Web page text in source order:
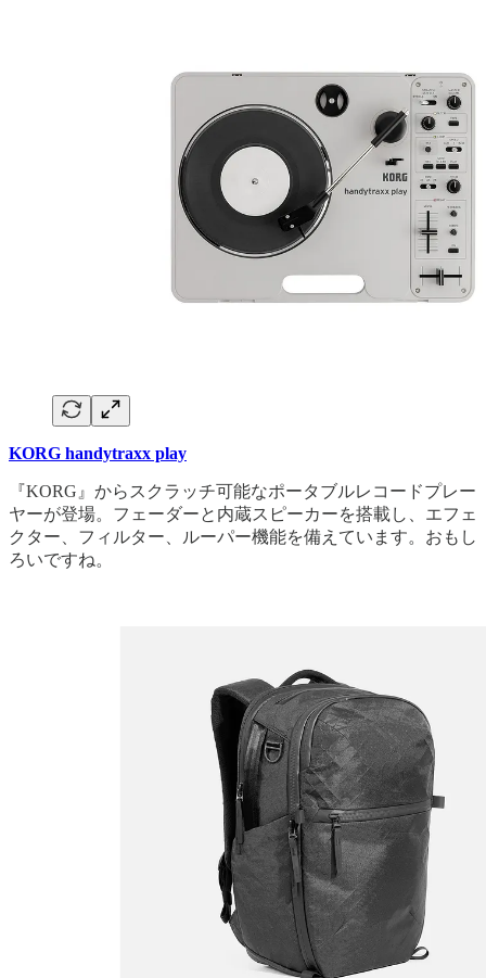
KORG handytraxx play
『KORG』からスクラッチ可能なポータブルレコードプレー
ヤーが登場。フェーダーと内蔵スピーカーを搭載し、エフェ
クター、フィルター、ルーパー機能を備えています。おもし
ろいですね。